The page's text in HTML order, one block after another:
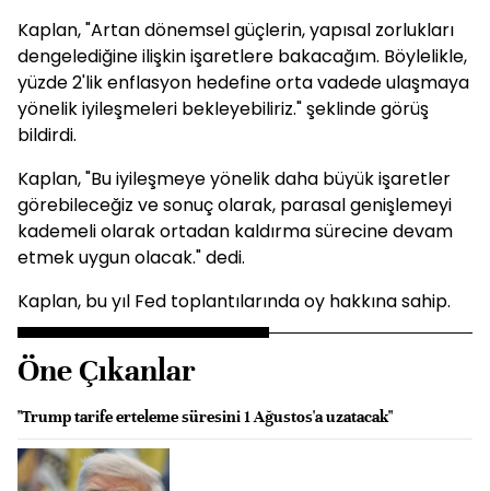
Kaplan, "Artan dönemsel güçlerin, yapısal zorlukları
dengelediğine ilişkin işaretlere bakacağım. Böylelikle,
yüzde 2'lik enflasyon hedefine orta vadede ulaşmaya
yönelik iyileşmeleri bekleyebiliriz." şeklinde görüş
bildirdi.
Kaplan, "Bu iyileşmeye yönelik daha büyük işaretler
görebileceğiz ve sonuç olarak, parasal genişlemeyi
kademeli olarak ortadan kaldırma sürecine devam
etmek uygun olacak." dedi.
Kaplan, bu yıl Fed toplantılarında oy hakkına sahip.
Öne Çıkanlar
"Trump tarife erteleme süresini 1 Ağustos'a uzatacak"